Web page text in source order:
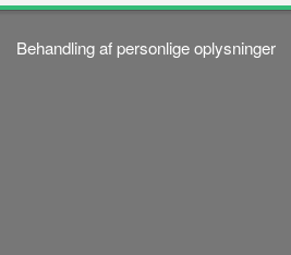
Behandling af personlige oplysninger